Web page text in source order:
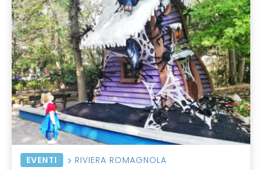
EVENTI RIVIERA ROMAGNOLA